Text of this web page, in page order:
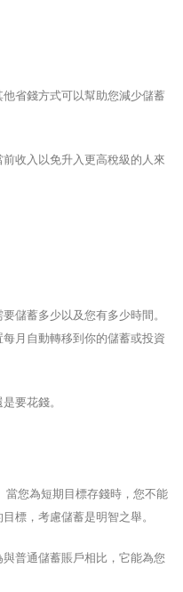
省錢方式可以幫助您減少儲蓄
收入以免升入更高稅級的人來
儲蓄多少以及您有多少時間。
月自動轉移到你的儲蓄或投資
要花錢。
當您為短期目標存錢時，您不能
標，考慮儲蓄是明智之舉。
普通儲蓄賬戶相比，它能為您